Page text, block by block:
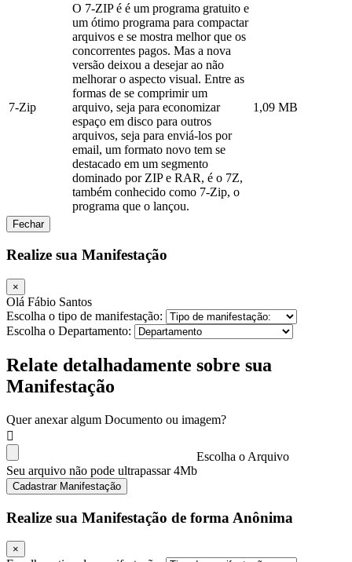
7-Zip
O 7-ZIP é é um programa gratuito e
um ótimo programa para compactar
arquivos e se mostra melhor que os
concorrentes pagos. Mas a nova
versão deixou a desejar ao não
melhorar o aspecto visual. Entre as
formas de se comprimir um
arquivo, seja para economizar
espaço em disco para outros
arquivos, seja para enviá-los por
email, um formato novo tem se
destacado em um segmento
dominado por ZIP e RAR, é o 7Z,
também conhecido como 7-Zip, o
programa que o lançou.
1,09 MB
Fechar
Realize sua Manifestação
×
Olá Fábio Santos
Escolha o tipo de manifestação:
Escolha o Departamento:
Relate detalhadamente sobre sua
Manifestação
Quer anexar algum Documento ou imagem?
Escolha o Arquivo
Seu arquivo não pode ultrapassar 4Mb
Cadastrar Manifestação
Realize sua Manifestação de forma Anônima
×